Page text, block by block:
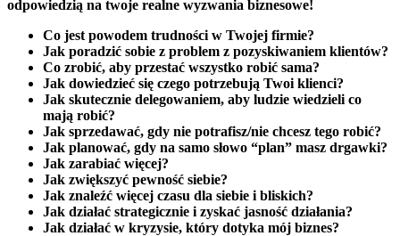
odpowiedzią na twoje realne wyzwania biznesowe!
Co jest powodem trudności w Twojej firmie?
Jak poradzić sobie z problem z pozyskiwaniem klientów?
Co zrobić, aby przestać wszystko robić sama?
Jak dowiedzieć się czego potrzebują Twoi klienci?
Jak skutecznie delegowaniem, aby ludzie wiedzieli co
mają robić?
Jak sprzedawać, gdy nie potrafisz/nie chcesz tego robić?
Jak planować, gdy na samo słowo “plan” masz drgawki?
Jak zarabiać więcej?
Jak zwiększyć pewność siebie?
Jak znaleźć więcej czasu dla siebie i bliskich?
Jak działać strategicznie i zyskać jasność działania?
Jak działać w kryzysie, który dotyka mój biznes?